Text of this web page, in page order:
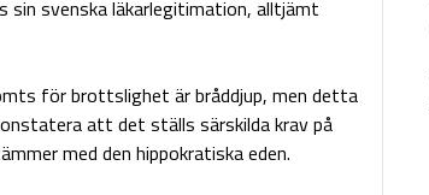
svenska läkarlegitimation, alltjämt
för brottslighet är bråddjup, men detta
att det ställs särskilda krav på
med den hippokratiska eden.